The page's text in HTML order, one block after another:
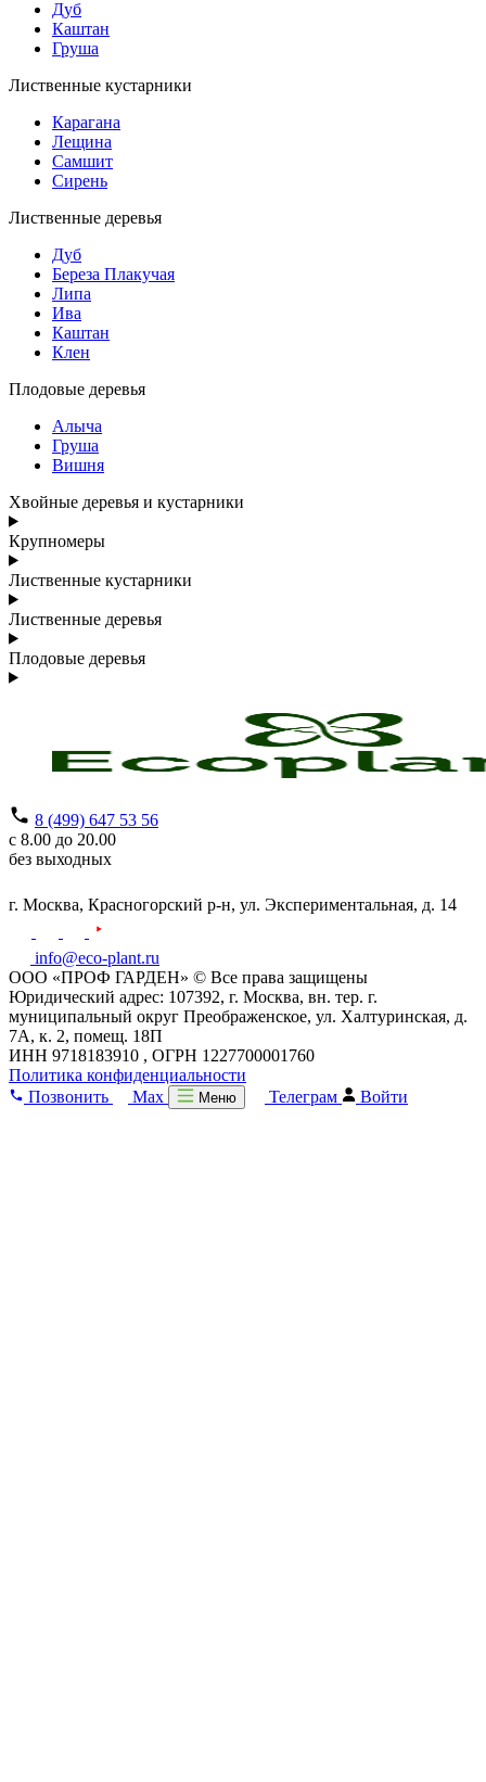
Дуб
Каштан
Груша
Лиственные кустарники
Карагана
Лещина
Самшит
Сирень
Лиственные деревья
Дуб
Береза Плакучая
Липа
Ива
Каштан
Клен
Плодовые деревья
Алыча
Груша
Вишня
Хвойные деревья и кустарники
Крупномеры
Лиственные кустарники
Лиственные деревья
Плодовые деревья
8 (499) 647 53 56
с 8.00 до 20.00
без выходных
г. Москва, Красногорский р-н, ул. Экспериментальная, д. 14
info@eco-plant.ru
ООО «ПРОФ ГАРДЕН» © Все права защищены
Юридический адрес: 107392, г. Москва, вн. тер. г.
муниципальный округ Преображенское, ул. Халтуринская, д.
7А, к. 2, помещ. 18П
ИНН 9718183910 , ОГРН 1227700001760
Политика конфиденциальности
Позвонить
Max Меню Телеграм Войти